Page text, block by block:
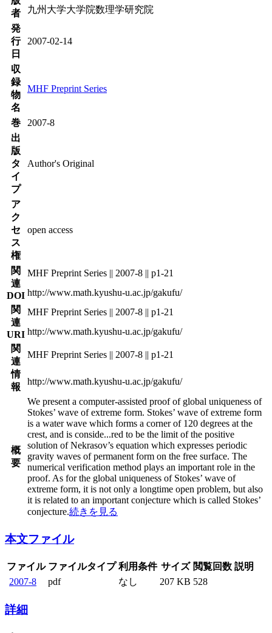
者
九州大学大学院数理学研究院
発
行
日
2007-02-14
収
録
物
名
MHF Preprint Series
巻
2007-8
出
版
タ
イ
プ
Author's Original
ア
ク
セ
ス
権
open access
関
連
DOI
MHF Preprint Series || 2007-8 || p1-21
http://www.math.kyushu-u.ac.jp/gakufu/
関
連
URI
MHF Preprint Series || 2007-8 || p1-21
http://www.math.kyushu-u.ac.jp/gakufu/
関
連
情
報
MHF Preprint Series || 2007-8 || p1-21
http://www.math.kyushu-u.ac.jp/gakufu/
概
要
We present a computer-assisted proof of global uniqueness of
Stokes’ wave of extreme form. Stokes’ wave of extreme form
is a water wave which forms a corner of 120 degrees at the
crest, and is conside...red to be the limit of the positive
solution of Nekrasov’s equation which expresses periodic
gravity waves of permanent form on the free surface. The
numerical verification method plays an important role in the
proof. As for the global uniqueness of Stokes’ wave of
extreme form, it is not only a longtime open problem, but also
it is related to an important conjecture which is called Stokes’
conjecture.続きを見る
本文ファイル
ファイル ファイルタイプ 利用条件 サイズ 閲覧回数 説明
2007-8
pdf なし 207 KB 528
詳細